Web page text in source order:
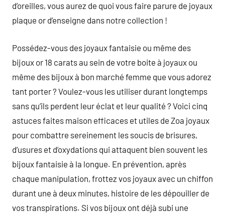
d’oreilles, vous aurez de quoi vous faire parure de joyaux
plaque or d’enseigne dans notre collection !
Possédez-vous des joyaux fantaisie ou même des
bijoux or 18 carats au sein de votre boite à joyaux ou
même des bijoux à bon marché femme que vous adorez
tant porter ? Voulez-vous les utiliser durant longtemps
sans qu’ils perdent leur éclat et leur qualité ? Voici cinq
astuces faites maison efficaces et utiles de Zoa joyaux
pour combattre sereinement les soucis de brisures,
d’usures et d’oxydations qui attaquent bien souvent les
bijoux fantaisie à la longue. En prévention, après
chaque manipulation, frottez vos joyaux avec un chiffon
durant une à deux minutes, histoire de les dépouiller de
vos transpirations. Si vos bijoux ont déjà subi une